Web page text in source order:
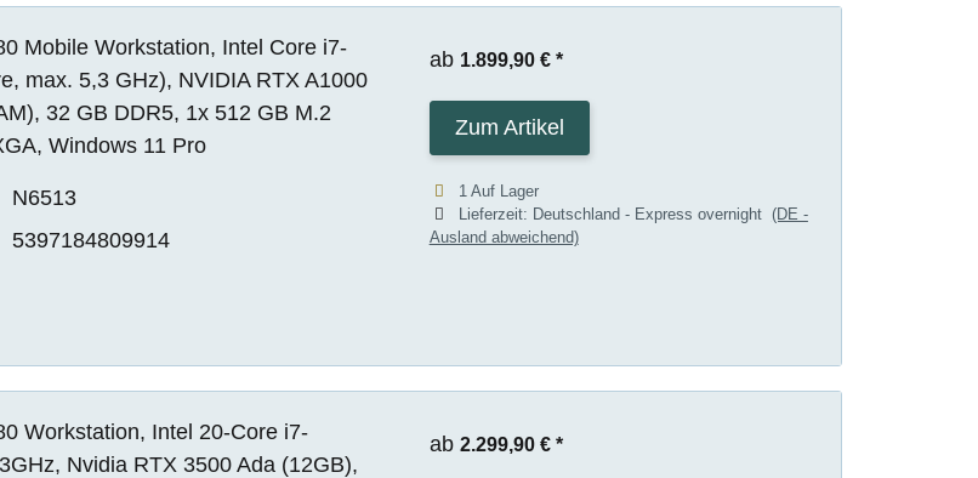
Mobile Workstation, Intel Core i7-
max. 5,3 GHz), NVIDIA RTX A1000
32 GB DDR5, 1x 512 GB M.2
Windows 11 Pro
N6513
5397184809914
ab 1.899,90 € *
Zum Artikel
1 Auf Lager
Lieferzeit: Deutschland - Express overnight (DE -
Ausland abweichend)
Workstation, Intel 20-Core i7-
Nvidia RTX 3500 Ada (12GB),
ab 2.299,90 € *